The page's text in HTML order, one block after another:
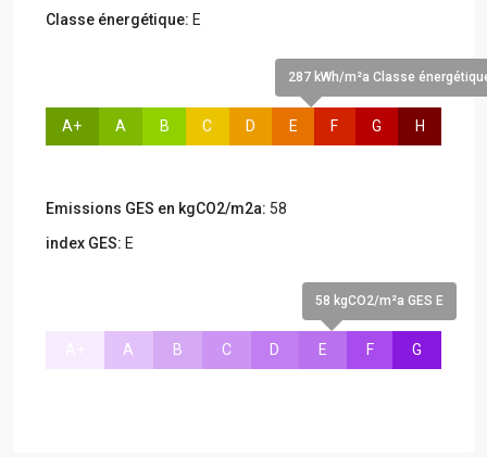
Classe énergétique: E
A+ A B C D
287 kWh/m²a Classe
E F G H
Emissions GES en kgCO2/m2a: 58
index GES: E
A B C D
58 kgCO2/m²a GES E
E F G